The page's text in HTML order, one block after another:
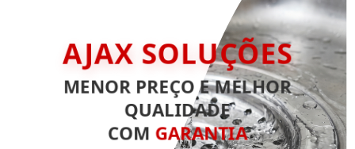
AJAX SOLUÇÕES
MENOR PREÇO E MELHOR
QUALIDADE
COM GARANTIA